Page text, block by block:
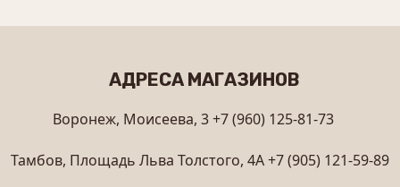
АДРЕСА МАГАЗИНОВ
Воронеж, Моисеева, 3+7 (960) 125-81-73
Тамбов, Площадь Льва Толстого, 4А+7 (905) 121-59-89